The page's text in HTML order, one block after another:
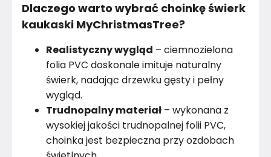
Dlaczego warto wybrać choinkę świerk
kaukaski MyChristmasTree?
Realistyczny wygląd – ciemnozielona
folia PVC doskonale imituje naturalny
świerk, nadając drzewku gęsty i pełny
wygląd.
Trudnopalny materiał – wykonana z
wysokiej jakości trudnopalnej folii PVC,
choinka jest bezpieczna przy ozdobach